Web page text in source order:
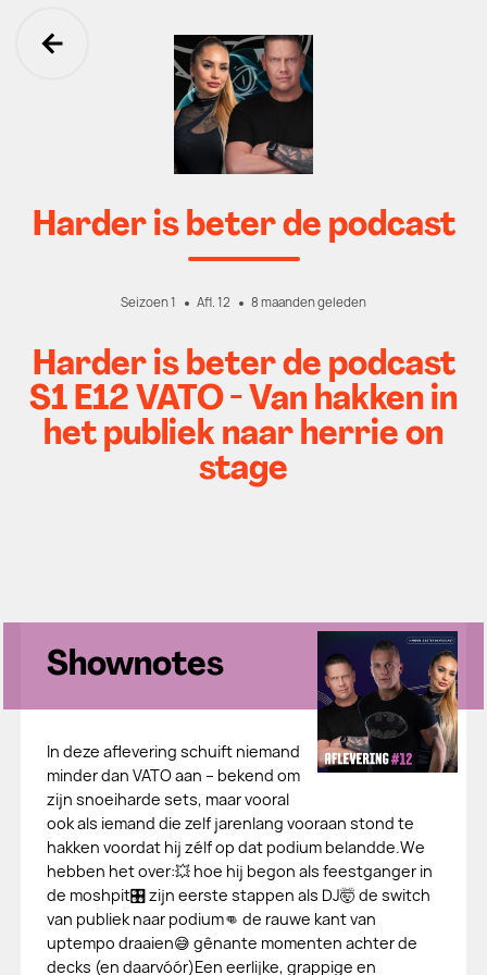
Ga terug
Harder is beter de podcast
Seizoen 1 Afl. 12 8 maanden geleden
Harder is beter de podcast
S1 E12 VATO - Van hakken in
het publiek naar herrie on
stage
Shownotes
In deze aflevering schuift niemand
minder dan VATO aan – bekend om
zijn snoeiharde sets, maar vooral
ook als iemand die zelf jarenlang vooraan stond te
hakken voordat hij zélf op dat podium belandde.We
hebben het over:💥 hoe hij begon als feestganger in
de moshpit🎛 zijn eerste stappen als DJ🤯 de switch
van publiek naar podium👊 de rauwe kant van
uptempo draaien😅 gênante momenten achter de
decks (en daarvóór)Een eerlijke, grappige en